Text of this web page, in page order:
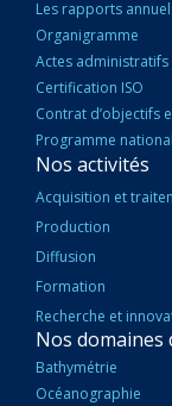
Les rapports
Organigramme
Actes administratifs
Certification ISO
Contrat d’objectifs
Programme
Nos activités
Acquisition et
Production
Diffusion
Formation
Recherche et
Nos domaines
Bathymétrie
Océanographie